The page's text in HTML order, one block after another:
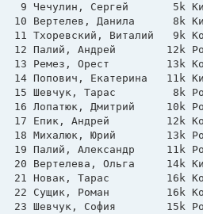
9 Чечулин, Сергей       5k
10 Вертелев, Данила
11 Тхоревский, Виталий
12 Палий, Андрей        12k
13 Ремез, Орест         13k
14 Попович, Екатерина
15 Шевчук, Тарас
16 Лопатюк, Дмитрий
17 Епик, Андрей         12k
18 Михалюк, Юрий
19 Палий, Александр
20 Вертелева, Ольга
21 Новак, Тарас         16k
22 Сущик, Роман         16k
23 Шевчук, София